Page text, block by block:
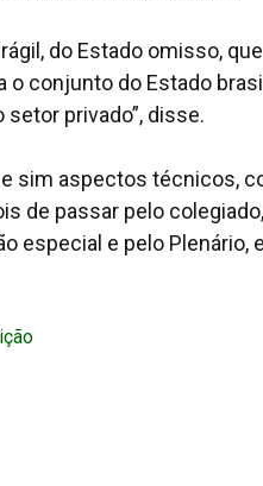
do Estado omisso,
o conjunto do Estado
privado”, disse.
sim aspectos técnicos,
de passar pelo
especial e pelo Plenário,